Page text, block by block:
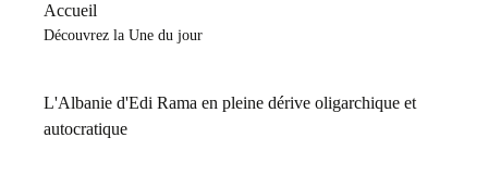
Accueil
Découvrez la Une du jour
L'Albanie d'Edi Rama en pleine dérive oligarchique et
autocratique